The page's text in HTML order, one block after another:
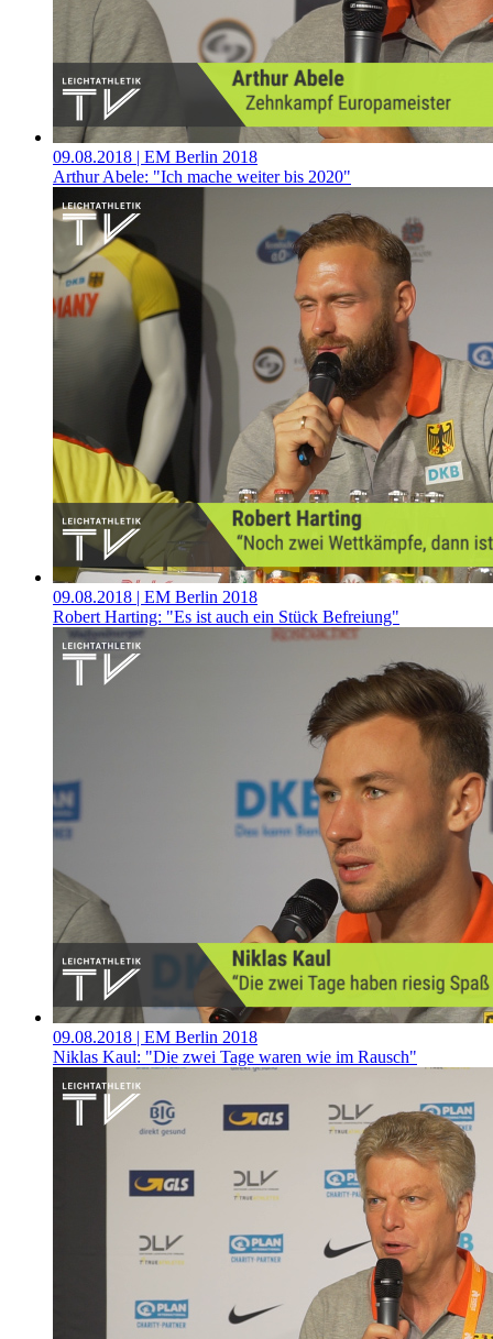
09.08.2018 | EM Berlin 2018
Arthur Abele: "Ich mache weiter bis 2020"
09.08.2018 | EM Berlin 2018
Robert Harting: "Es ist auch ein Stück Befreiung"
09.08.2018 | EM Berlin 2018
Niklas Kaul: "Die zwei Tage waren wie im Rausch"